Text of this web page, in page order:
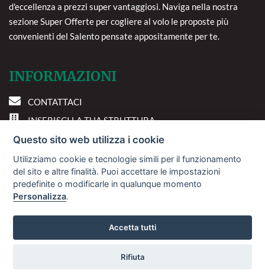
d'eccellenza a prezzi super vantaggiosi. Naviga nella nostra
sezione Super Offerte per cogliere al volo le proposte più
convenienti del Salento pensate appositamente per te.
INFORMAZIONI
CONTATTACI
INSERISCI LA TUA STRUTTURA
PREFERENZE COOKIE
DOVE SIAMO
Via A. Costa, 2 - 63822
Sviluppo Turismo Italia S.r.L. unipersonale
Questo sito web utilizza i cookie
Utilizziamo cookie e tecnologie simili per il funzionamento
del sito e altre finalità. Puoi accettare le impostazioni
predefinite o modificarle in qualunque momento
Personalizza.
Accetta tutti
Rifiuta